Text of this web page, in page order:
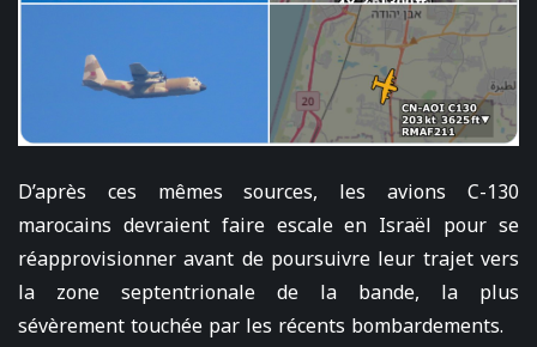
D’après ces mêmes sources, les avions C-130
marocains devraient faire escale en Israël pour se
réapprovisionner avant de poursuivre leur trajet vers
la zone septentrionale de la bande, la plus
sévèrement touchée par les récents bombardements.